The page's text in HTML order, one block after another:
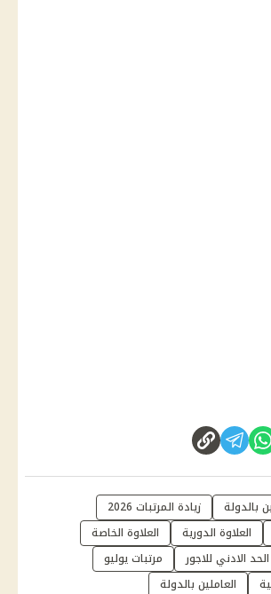
بالدولة
زيادة المرتبات 2026
العلاوة الدورية
العلاوة الخاصة
الحد الادني للاجور
مرتبات يوليو
العاملين بالدولة